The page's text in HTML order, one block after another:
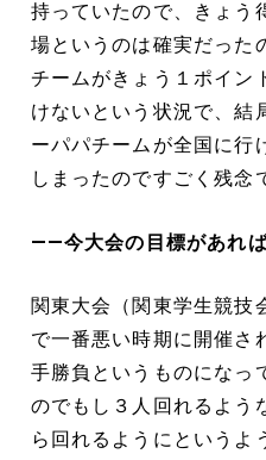
持っていたので、きょう
場というのは確実だった
チームがきょう１ポイン
けないという状況で、結
ーパパチームが全国に行
しまったのですごく残念
――今大会の目標があれ
関東大会（関東学生競技
で一番悪い時期に開催さ
手勝負というものになっ
のでもし３人回れるよう
ら回れるようにというよ